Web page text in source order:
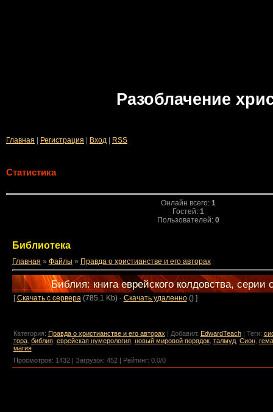
Разоблачение
Главная | Регистрация | Вход | RSS
Статистика
Онлайн всего: 1
Гостей: 1
Пользователей: 0
Библиотека
Главная » Файлы » Правда о христианстве и его авторах
Библия: книга еврейского колдовства, серии
[Скачать с сервера(785.1 Kb) · Скачать удаленно() ]
Категория: Правда о христианстве и его авторах| Добавил: EdwardTeach Теги:
тора, библия, еврейская нумерология, новый мировой порядок, талмуд, Сион,
магия
Просмотров: 1432| Загрузок: 452 Рейтинг: 0.0/0